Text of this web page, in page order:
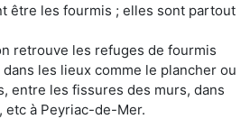
être les fourmis ; elles sont partout
retrouve les refuges de fourmis
les lieux comme le plancher ou
entre les fissures des murs, dans
etc à Peyriac-de-Mer.